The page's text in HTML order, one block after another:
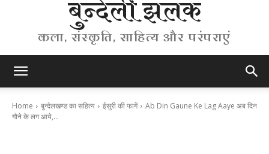
बुन्देली झलक
कला, संस्कृति, साहित्य और परंपराएं
Home बुन्देलखण्ड का सहित्य ईसुरी की फागें
Ab Din Gaune Ke Lag Aaye अब दिन
गौने के लग आये,...